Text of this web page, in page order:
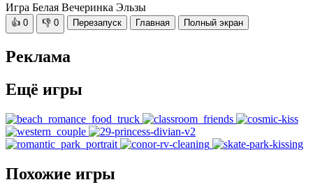
Игра Белая Вечеринка Эльзы
👍 0 👎 0 Перезапуск Главная Полный экран
Реклама
Ещё игры
Похожие игры